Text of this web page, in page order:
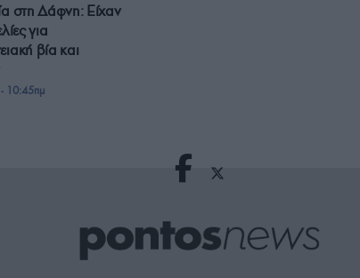
στη Δάφνη: Είχαν
για
βία και
10:45πμ